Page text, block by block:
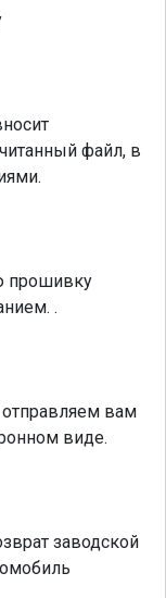
файл, в
прошивку
.
вам
виде.
заводской